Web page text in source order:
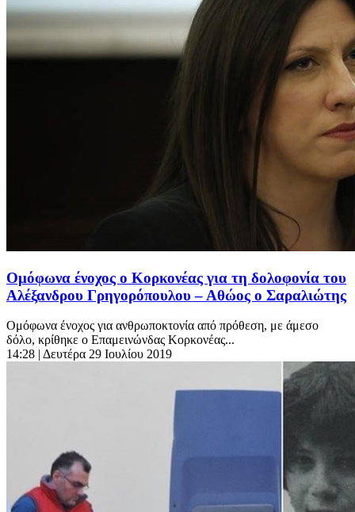
Ομόφωνα ένοχος ο Κορκονέας για τη δολοφονία του
Αλέξανδρου Γρηγορόπουλου – Αθώος ο Σαραλιώτης
Ομόφωνα ένοχος για ανθρωποκτονία από πρόθεση, με άμεσο
δόλο, κρίθηκε ο Επαμεινώνδας Κορκονέας...
14:28 | Δευτέρα 29 Ιουλίου 2019